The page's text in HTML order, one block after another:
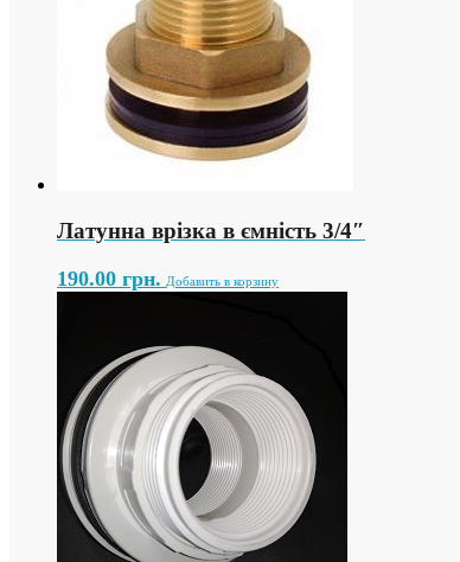
Латунна врізка в ємність 3/4″
190.00 грн. Добавить в корзину